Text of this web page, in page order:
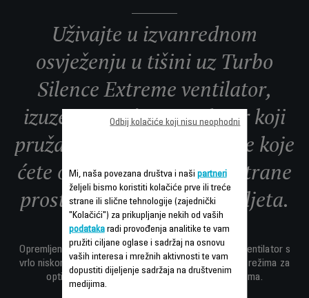
Uživajte u izvanrednom
osvježenju u tišini uz Turbo
Silence Extreme ventilator,
izuzetno moćan ventilator koji
pruža intenzivno osvježenje koje
ćete osjetiti čak i s druge strane
prostorije – tokom cijelog ljeta.
Opremljen Effitech motorom koji štedi energiju, ovaj ventilator s
vrlo niskom potrošnjom nudi 10 brzina i 3 automatska režima za
optimalnu udobnost prilagođenu vašim potrebama.
Mi, naša povezana društva i naši partneri
željeli bismo koristiti kolačiće prve ili treće
strane ili slične tehnologije (zajednički
"Kolačići") za prikupljanje nekih od vaših
podatakaradi provođenja analitike te vam
pružiti ciljane oglase i sadržaj na osnovu
vaših interesa i mrežnih aktivnosti te vam
dopustiti dijeljenje sadržaja na društvenim
medijima.
Odbij kolačiće koji nisu neophodni